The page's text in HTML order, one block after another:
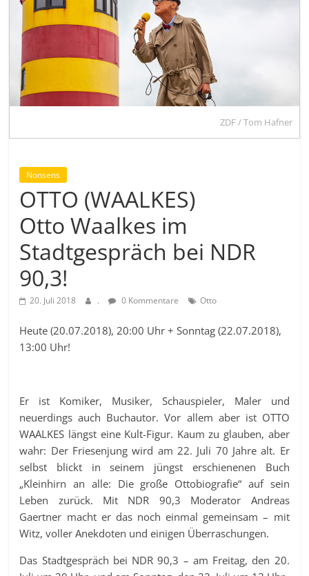
ZDF / Tom Hafner
Nonsens
OTTO (WAALKES)
Otto Waalkes im
Stadtgespräch bei NDR
90,3!
20. Juli 2018 . 0 Kommentare Otto
Heute (20.07.2018), 20:00 Uhr + Sonntag (22.07.2018),
13:00 Uhr!
Er ist Komiker, Musiker, Schauspieler, Maler und
neuerdings auch Buchautor. Vor allem aber ist OTTO
WAALKES längst eine Kult-Figur. Kaum zu glauben, aber
wahr: Der Friesenjung wird am 22. Juli 70 Jahre alt. Er
selbst blickt in seinem jüngst erschienenen Buch
„Kleinhirn an alle: Die große Ottobiografie“ auf sein
Leben zurück. Mit NDR 90,3 Moderator Andreas
Gaertner macht er das noch einmal gemeinsam – mit
Witz, voller Anekdoten und einigen Überraschungen.
Das Stadtgespräch bei NDR 90,3 – am Freitag, den 20.